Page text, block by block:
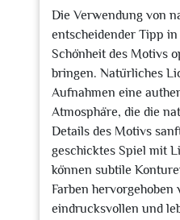
Die Verwendung von
entscheidender Tipp
Schönheit des Motivs
bringen. Natürliches
Aufnahmen eine
Atmosphäre, die die
Details des Motivs
geschicktes Spiel mit
können subtile
Farben hervorgehoben
eindrucksvollen und